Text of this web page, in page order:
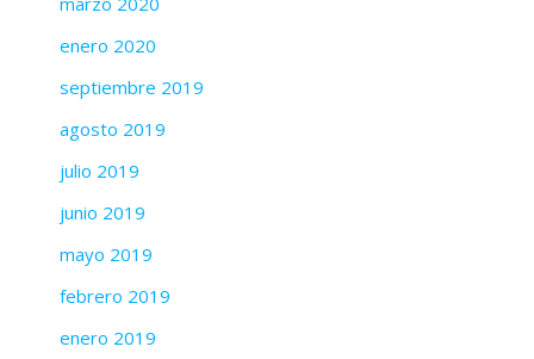
enero 2020
septiembre 2019
agosto 2019
julio 2019
junio 2019
mayo 2019
febrero 2019
enero 2019